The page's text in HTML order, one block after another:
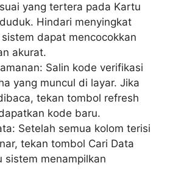
yang tertera pada Kartu
Hindari menyingkat
dapat mencocokkan
akurat.
Salin kode verifikasi
yang muncul di layar. Jika
tekan tombol refresh
kode baru.
Setelah semua kolom terisi
tekan tombol Cari Data
sistem menampilkan